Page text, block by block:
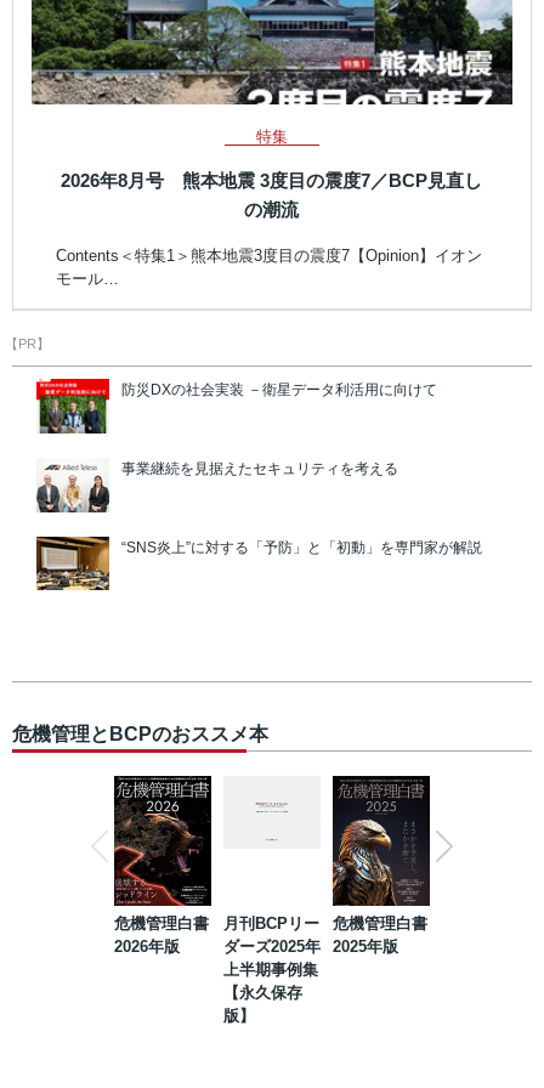
特集
2026年8月号 熊本地震 3度目の震度7／BCP見直し
の潮流
Contents＜特集1＞熊本地震3度目の震度7【Opinion】イオン
モール…
【PR】
防災DXの社会実装 －衛星データ利活用に向けて
事業継続を見据えたセキュリティを考える
“SNS炎上”に対する「予防」と「初動」を専門家が解説
危機管理とBCPのおススメ本
危機管理白書
2026年版
月刊BCPリー
ダーズ2025年
上半期事例集
【永久保存
版】
危機管理白書
2025年版